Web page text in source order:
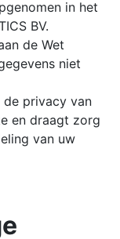
in het
BV.
de Wet
niet
de privacy van
en draagt zorg
van uw